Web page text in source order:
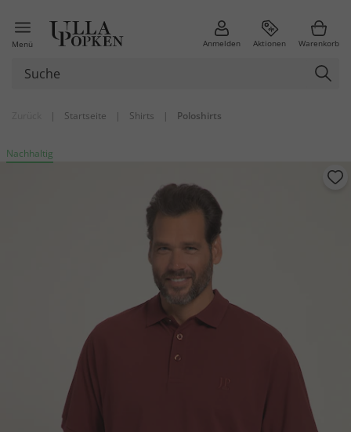
Menü Anmelden Aktionen Warenkorb
| Startseite | Shirts | Poloshirts
Nachhaltig